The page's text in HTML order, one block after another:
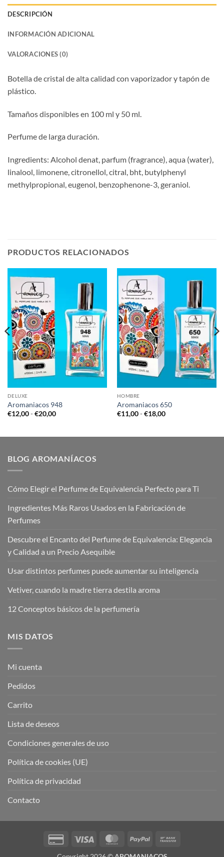
DESCRIPCIÓN
INFORMACIÓN ADICIONAL
VALORACIONES (0)
Botella de cristal de alta calidad con vaporizador y tapón de
plástico.
Tamaños disponibles en 100 ml y 50 ml.
Perfume de larga duración.
Ingredients: Alcohol denat, parfum (fragrance), aqua (water),
linalool, limonene, citronellol, citral, bht, butylphenyl
methylpropional, eugenol, benzophenone-3, geraniol.
PRODUCTOS RELACIONADOS
DELUXE
Aromaniacos 948
€12,00 - €20,00Rango
€12,00
HOMBRE
Aromaniacos 650
€11,00 - €18,00Rango
€11,00
BLOG AROMANÍACOS
Cómo Elegir el Perfume de Equivalencia Perfecto para Ti
Ingredientes Más Raros Usados en la Fabricación de
Perfumes
Descubre el Encanto del Perfume de Equivalencia: Elegancia
y Calidad a un Precio Asequible
Usar distintos perfumes puede aumentar su inteligencia
Vetiver, cuando la madre tierra destila aroma
12 Conceptos básicos de la perfumería
MIS DATOS
Mi cuenta
Pedidos
Carrito
Lista de deseos
Condiciones generales de uso
Política de cookies (UE)
Política de privacidad
Contacto
Credit
Visa MasterCardPayPal